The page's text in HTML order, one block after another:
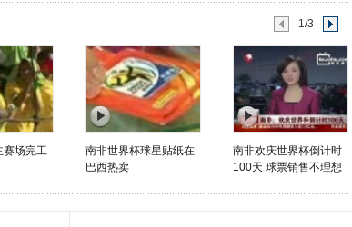
1/3
赛场完工
南非世界杯球星贴纸在
巴西热卖
南非欢庆世界杯倒计时
100天 球票销售不理想